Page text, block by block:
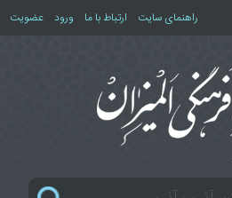
راهنمای سایت ارتباط با ما ورود عضویت